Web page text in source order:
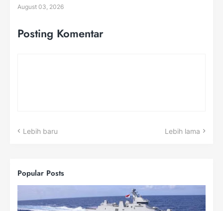
August 03, 2026
Posting Komentar
Lebih baru Lebih lama
Popular Posts